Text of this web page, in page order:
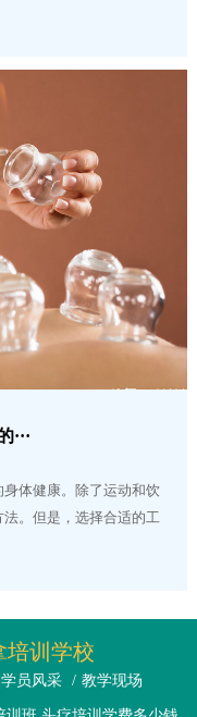
体健康。除了运动和饮
。但是，选择合适的工
培训学校
学员风采 / 教学现场